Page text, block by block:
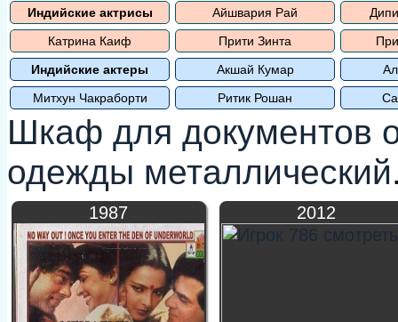
Индийские актрисы Айшвария Рай
Катрина Каиф
Прити Зинта
Индийские актеры
Акшай Кумар
Митхун Чакраборти
Ритик Рошан
Шкаф для документов
одежды металлический
1987 2012